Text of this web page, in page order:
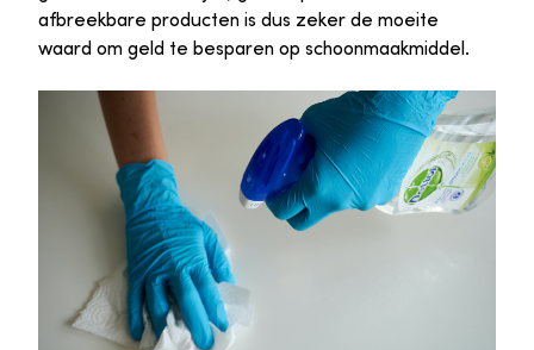
afbreekbare producten is dus zeker de moeite
waard om geld te besparen op schoonmaakmiddel.